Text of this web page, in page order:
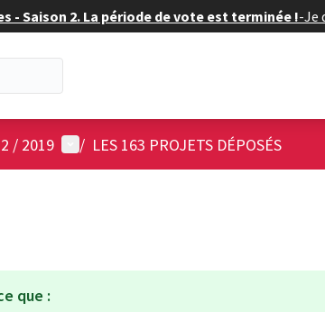
Saison 2. La période de vote est terminée !-Je
/ 2019 Menu utilisateur
/ LES 163 PROJETS DÉPOSÉS
que :